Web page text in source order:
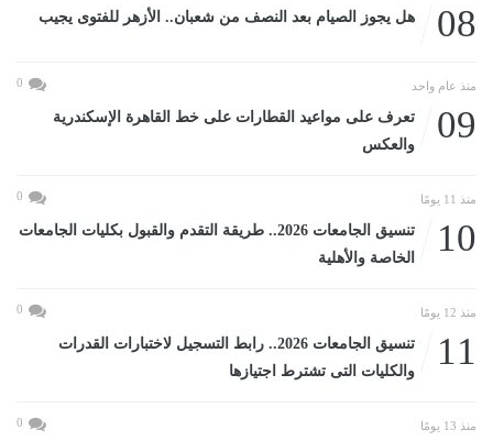
08 هل يجوز الصيام بعد النصف من شعبان.. الأزهر للفتوى يجيب
منذ عام واحد 0
09
تعرف على مواعيد القطارات على خط القاهرة الإسكندرية
والعكس
منذ 11 يومًا 0
10
تنسيق الجامعات 2026.. طريقة التقدم والقبول بكليات الجامعات
الخاصة والأهلية
منذ 12 يومًا 0
11
تنسيق الجامعات 2026.. رابط التسجيل لاختبارات القدرات
والكليات التى تشترط اجتيازها
منذ 13 يومًا 0